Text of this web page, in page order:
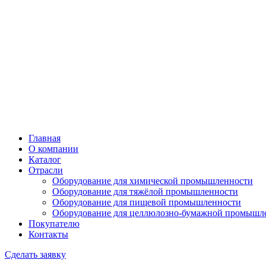
Главная
О компании
Каталог
Отрасли
Оборудование для химической промышленности
Оборудование для тяжёлой промышленности
Оборудование для пищевой промышленности
Оборудование для целлюлозно-бумажной
Покупателю
Контакты
Сделать заявку